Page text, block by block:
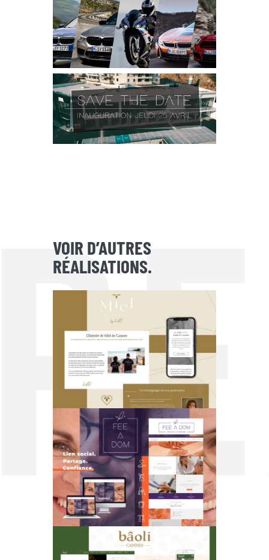
VOIR D’AUTRES
RÉALISATIONS.
MIEL DE CANNES
FEE A DOM